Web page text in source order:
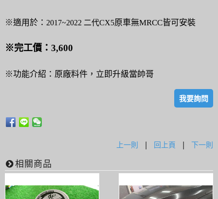
※適用於： 2017~2022 二代CX5原車無MRCC皆可安裝
※完工價：3,600
※功能介紹：原廠料件，立即升級當帥哥
我要詢問
上一則 | 回上頁 | 下一則
相關商品